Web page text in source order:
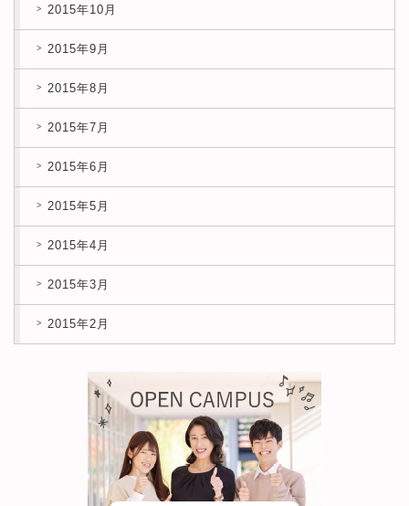
2015年10月
2015年9月
2015年8月
2015年7月
2015年6月
2015年5月
2015年4月
2015年3月
2015年2月